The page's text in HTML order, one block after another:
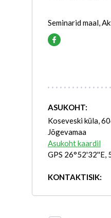
Seminarid maal,
ASUKOHT:
Koseveski küla,
Jõgevamaa
Asukoht kaardil
GPS 26°52'32''E,
KONTAKTISIK: